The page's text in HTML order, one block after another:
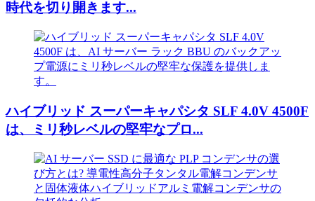
時代を切り開きます...
ハイブリッド スーパーキャパシタ SLF 4.0V 4500F
は、ミリ秒レベルの堅牢なプロ...